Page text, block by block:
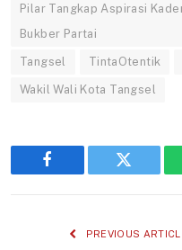
Pilar Tangkap Aspirasi
Bukber Partai
Tangsel TintaOtentik
Wakil Wali Kota Tangsel
Facebook Twitter
PREVIOUS